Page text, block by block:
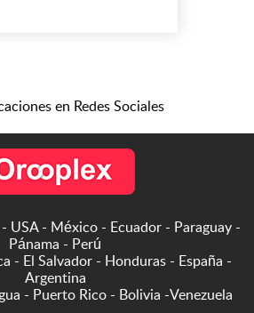
también esta
11 años...
en Redes Sociales
USA - México - Ecuador - Paraguay -
Pánama - Perú
- El Salvador - Honduras - España -
Argentina
- Puerto Rico - Bolivia -Venezuela